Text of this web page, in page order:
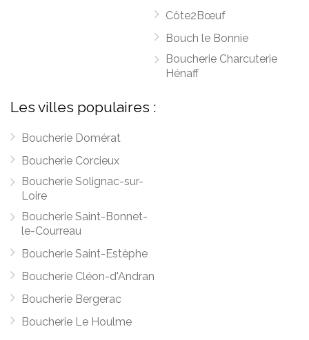
Côte2Bœuf
Bouch le Bonnie
Boucherie Charcuterie
Hénaff
Les villes populaires :
Boucherie Domérat
Boucherie Corcieux
Boucherie Solignac-sur-
Loire
Boucherie Saint-Bonnet-
le-Courreau
Boucherie Saint-Estèphe
Boucherie Cléon-d'Andran
Boucherie Bergerac
Boucherie Le Houlme